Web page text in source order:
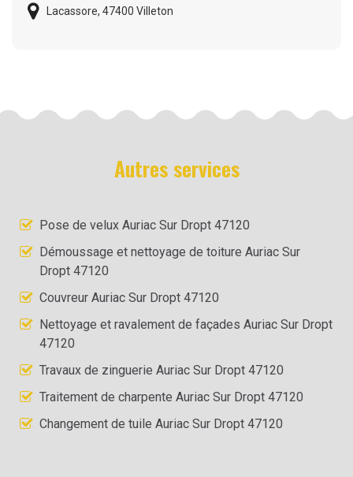
Lacassore, 47400 Villeton
Autres services
Pose de velux Auriac Sur Dropt 47120
Démoussage et nettoyage de toiture Auriac Sur
Dropt 47120
Couvreur Auriac Sur Dropt 47120
Nettoyage et ravalement de façades Auriac Sur Dropt
47120
Travaux de zinguerie Auriac Sur Dropt 47120
Traitement de charpente Auriac Sur Dropt 47120
Changement de tuile Auriac Sur Dropt 47120